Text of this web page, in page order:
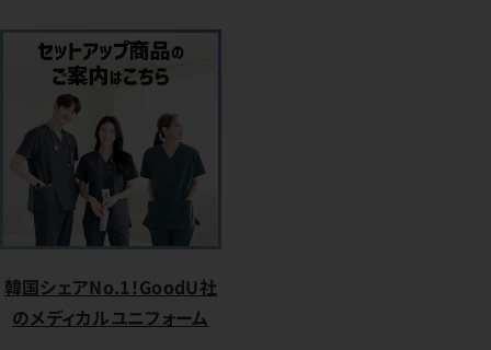
韓国シェアNo.1！GoodU社
のメディカルユニフォーム